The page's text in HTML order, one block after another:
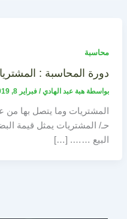
محاسبة
دورة المحاسبة :
بواسطة هبة عبد الهادي/ فبراير 8, 2019
حـ/ المشتريات يمثل قيمة
البيع ……. […]